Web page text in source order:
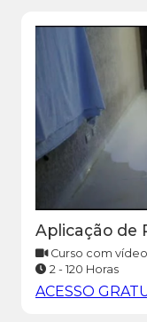
Aplicação de
Curso com vídeo
2 - 120 Horas
ACESSO